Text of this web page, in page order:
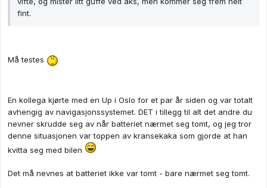
fint.
Må testes
En kollega kjørte med en Up i Oslo for et par år siden og var totalt
avhengig av navigasjonssystemet. DET i tillegg til alt det andre du
nevner skrudde seg av når batteriet nærmet seg tomt, og jeg tror
denne situasjonen var toppen av kransekaka som gjorde at han
kvitta seg med bilen
Det må nevnes at batteriet ikke var tomt - bare nærmet seg tomt.